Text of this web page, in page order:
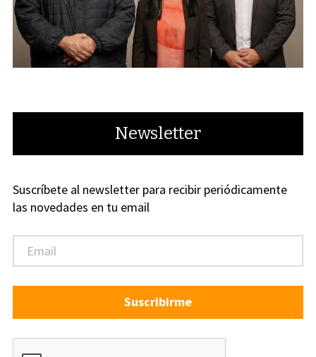
Newsletter
Suscríbete al newsletter para recibir periódicamente
las novedades en tu email
Suscribirme